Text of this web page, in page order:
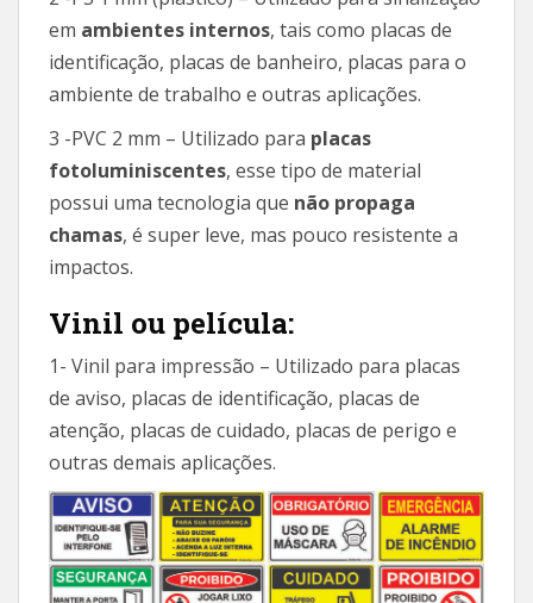
em ambientes internos, tais como placas de
identificação, placas de banheiro, placas para o
ambiente de trabalho e outras aplicações.
3 -PVC 2 mm – Utilizado para placas
fotoluminiscentes, esse tipo de material
possui uma tecnologia que não propaga
chamas, é super leve, mas pouco resistente a
impactos.
Vinil ou película:
1- Vinil para impressão – Utilizado para placas
de aviso, placas de identificação, placas de
atenção, placas de cuidado, placas de perigo e
outras demais aplicações.